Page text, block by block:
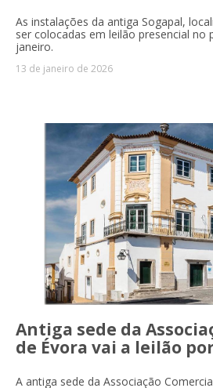
As instalações da antiga Sogapal,
ser colocadas em leilão presencial no
janeiro.
13 de janeiro de 2026
Antiga sede da
de Évora vai a leilão
A antiga sede da Associação